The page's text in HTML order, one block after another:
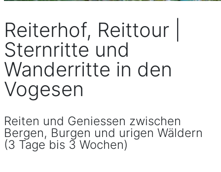
Reiterhof, Reittour |
Sternritte und
Wanderritte in den
Vogesen
Reiten und Geniessen zwischen
Bergen, Burgen und urigen Wäldern
(3 Tage bis 3 Wochen)